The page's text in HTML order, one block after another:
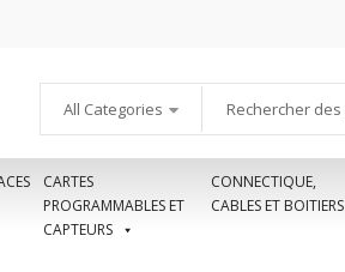
All Categories
CARTES
PROGRAMMABLES ET
CAPTEURS
CONNECTIQUE,
CABLES ET BOITIERS